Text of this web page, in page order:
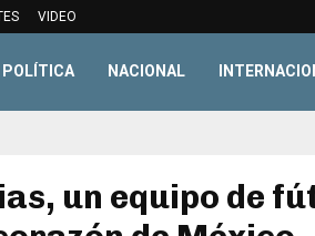
VIDEO
POLÍTICA NACIONAL
un equipo de